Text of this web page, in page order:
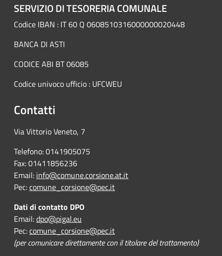
SERVIZIO DI TESORERIA COMUNALE
Codice IBAN : IT 60 Q 0608510316000000020448
BANCA DI ASTI
CODICE ABI BT 06085
Codice univoco ufficio : UFCWEU
Contatti
Via Vittorio Veneto, 7
Telefono: 0141905075
Fax: 01411856236
Email: info@comune.corsione.at.it
Pec:comune_corsione@pec.it
Dati di contatto DPO
Email:dpo@pigal.eu
Pec:comune_corsione@pec.it
(per comunicare direttamente con il titolare del trattamento)